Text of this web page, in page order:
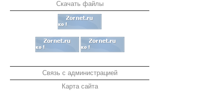
Скачать файлы
Связь с администрацией
Карта сайта